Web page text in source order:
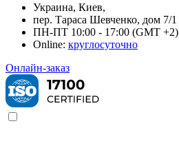
Украина, Киев,
пер. Тараса Шевченко, дом 7/1
ПН-ПТ 10:00 - 17:00 (GMT +2)
Online: круглосуточно
Онлайн-заказ